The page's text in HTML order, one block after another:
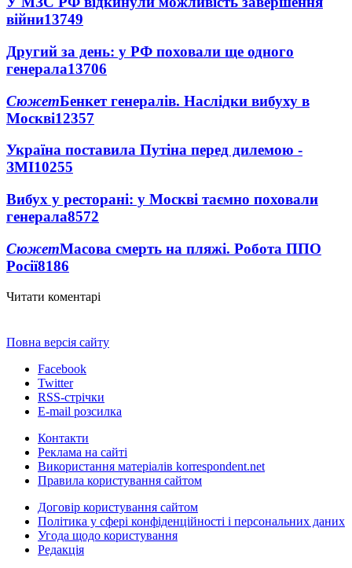
війни13749
Другий за день: у РФ поховали ще одного
генерала13706
СюжетБенкет генералів. Наслідки вибуху в
Москві12357
Україна поставила Путіна перед дилемою -
ЗМІ10255
Вибух у ресторані: у Москві таємно поховали
генерала8572
СюжетМасова смерть на пляжі. Робота ППО
Росії8186
Читати коментарі
Повна версія сайту
Facebook
Twitter
RSS-стрічки
E-mail розсилка
Контакти
Реклама на сайті
Використання матеріалів korrespondent.net
Правила користування сайтом
Договір користування сайтом
Політика у сфері конфіденційності і персональних даних
Угода щодо користування
Редакція